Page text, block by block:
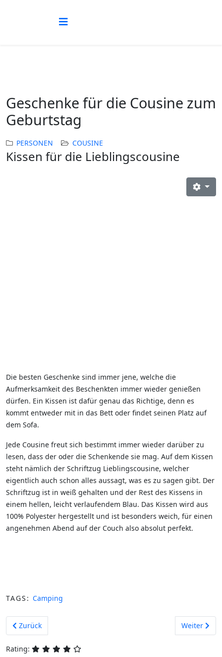
Geschenke für die Cousine zum
Geburtstag
PERSONEN COUSINE
Kissen für die Lieblingscousine
Die besten Geschenke sind immer jene, welche die
Aufmerksamkeit des Beschenkten immer wieder genießen
dürfen. Ein Kissen ist dafür genau das Richtige, denn es
kommt entweder mit in das Bett oder findet seinen Platz auf
dem Sofa.
Jede Cousine freut sich bestimmt immer wieder darüber zu
lesen, dass der oder die Schenkende sie mag. Auf dem Kissen
steht nämlich der Schriftzug Lieblingscousine, welcher
eigentlich auch schon alles aussagt, was es zu sagen gibt. Der
Schriftzug ist in weiß gehalten und der Rest des Kissens in
einem hellen, leicht verlaufendem Blau. Das Kissen wird aus
100% Polyester hergestellt und ist besonders weich, für einen
angenehmen Abend auf der Couch also absolut perfekt.
TAGS: Camping
Vorheriger Beitrag: Schlüsselanhänger für die beste Cousine
Zurück Nächster
Weiter
Rating: